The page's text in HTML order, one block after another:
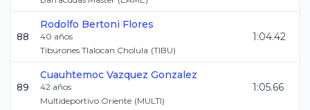
88
Rodolfo Bertoni Flores
40 años
Tiburones Tlalocan Cholula (TIBU)
1:04.42
89
Cuauhtemoc Vazquez Gonzalez
42 años
Multideportivo Oriente (MULTI)
1:05.66